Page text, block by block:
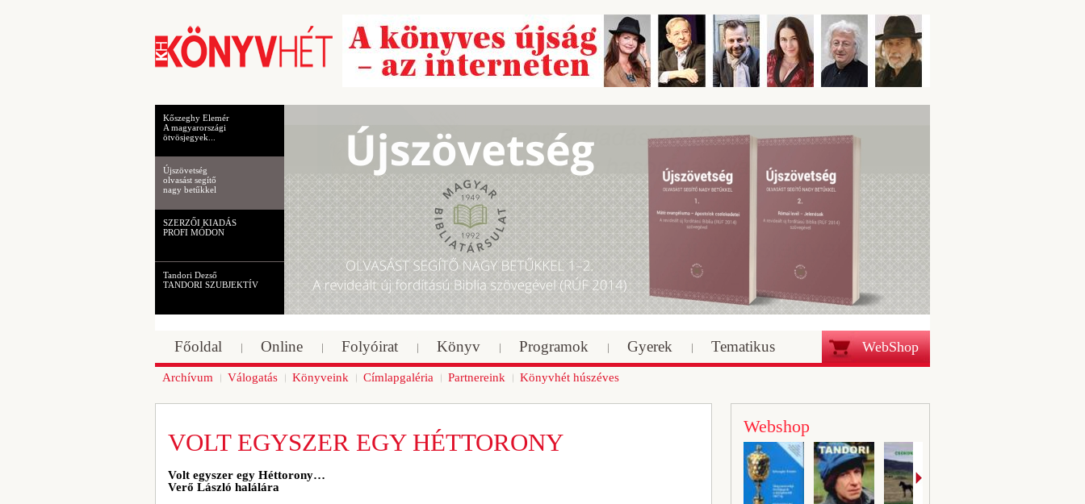
Kőszeghy Elemér
A magyarországi
ötvösjegyek...
Újszövetség
olvasást segítő
nagy betűkkel
SZERZŐI KIADÁS
PROFI MÓDON
Tandori Dezső
TANDORI SZUBJEKTÍV
WebShop
Főoldal Online Folyóirat Könyv Programok Gyerek Tematikus
Archívum Válogatás Könyveink Címlapgaléria Partnereink Könyvhét húszéves
VOLT EGYSZER EGY HÉTTORONY
Volt egyszer egy Héttorony…
Verő László halálára
Webshop